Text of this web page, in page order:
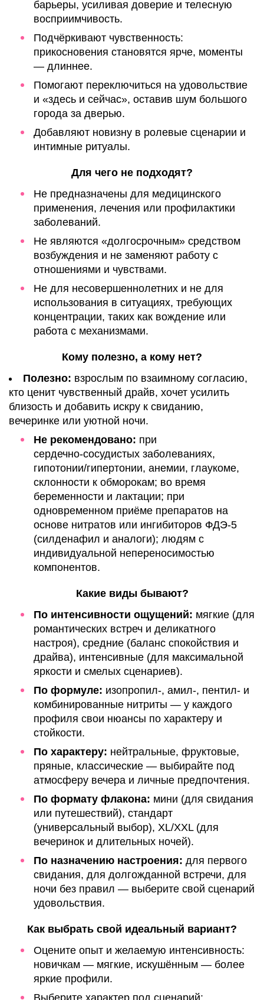
барьеры, усиливая доверие и телесную
восприимчивость.
Подчёркивают чувственность:
прикосновения становятся ярче, моменты
— длиннее.
Помогают переключиться на удовольствие
и «здесь и сейчас», оставив шум большого
города за дверью.
Добавляют новизну в ролевые сценарии и
интимные ритуалы.
Для чего не подходят?
Не предназначены для медицинского
применения, лечения или профилактики
заболеваний.
Не являются «долгосрочным» средством
возбуждения и не заменяют работу с
отношениями и чувствами.
Не для несовершеннолетних и не для
использования в ситуациях, требующих
концентрации, таких как вождение или
работа с механизмами.
Кому полезно, а кому нет?
Полезно: взрослым по взаимному согласию,
кто ценит чувственный драйв, хочет усилить
близость и добавить искру к свиданию,
вечеринке или уютной ночи.
Не рекомендовано: при
сердечно‑сосудистых заболеваниях,
гипотонии/гипертонии, анемии, глаукоме,
склонности к обморокам; во время
беременности и лактации; при
одновременном приёме препаратов на
основе нитратов или ингибиторов ФДЭ‑5
(силденафил и аналоги); людям с
индивидуальной непереносимостью
компонентов.
Какие виды бывают?
По интенсивности ощущений: мягкие (для
романтических встреч и деликатного
настроя), средние (баланс спокойствия и
драйва), интенсивные (для максимальной
яркости и смелых сценариев).
По формуле: изопропил‑, амил‑, пентил‑ и
комбинированные нитриты — у каждого
профиля свои нюансы по характеру и
стойкости.
По характеру: нейтральные, фруктовые,
пряные, классические — выбирайте под
атмосферу вечера и личные предпочтения.
По формату флакона: мини (для свидания
или путешествий), стандарт
(универсальный выбор), XL/XXL (для
вечеринок и длительных ночей).
По назначению настроения: для первого
свидания, для долгожданной встречи, для
ночи без правил — выберите свой сценарий
удовольствия.
Как выбрать свой идеальный вариант?
Оцените опыт и желаемую интенсивность:
новичкам — мягкие, искушённым — более
яркие профили.